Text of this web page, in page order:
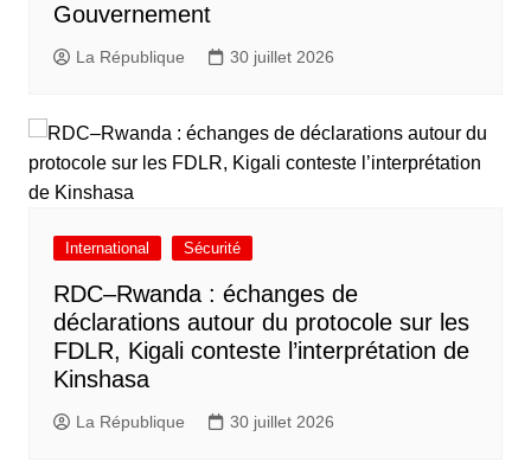
Gouvernement
La République 30 juillet 2026
International Sécurité
RDC–Rwanda : échanges de
déclarations autour du protocole sur les
FDLR, Kigali conteste l’interprétation de
Kinshasa
La République 30 juillet 2026